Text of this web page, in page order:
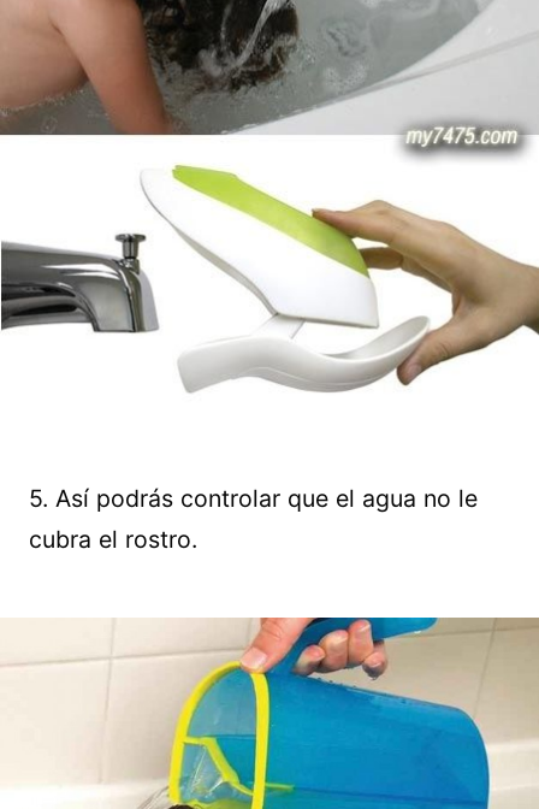
5. Así podrás controlar que el agua no le
cubra el rostro.